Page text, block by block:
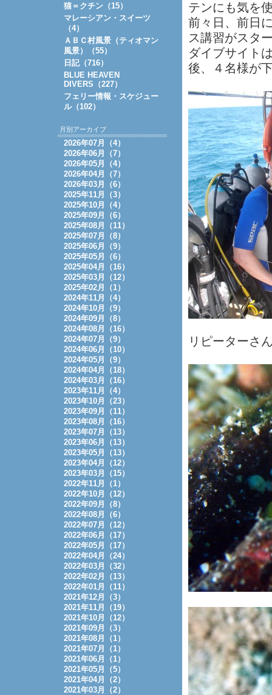
テンにも気を
前々日、前日
ス講習がスタ
ダイブサイト
後、４名様が
リピーターさ
猫＝クチン（15）
マレーシアン・スイーツ
（4）
ＡＢＣ村風景（ティオマン
風景）（55）
日記（716）
BLUE HEAVEN
DIVERS（227）
フェリー情報・スケジュー
ル（102）
月別アーカイブ
2026年07月（4）
2026年06月（7）
2026年05月（4）
2026年04月（7）
2026年03月（6）
2025年11月（3）
2025年10月（4）
2025年09月（6）
2025年08月（11）
2025年07月（8）
2025年06月（9）
2025年05月（6）
2025年04月（16）
2025年03月（12）
2025年02月（1）
2024年11月（4）
2024年10月（9）
2024年09月（8）
2024年08月（16）
2024年07月（9）
2024年06月（10）
2024年05月（9）
2024年04月（18）
2024年03月（16）
2023年11月（4）
2023年10月（23）
2023年09月（11）
2023年08月（16）
2023年07月（13）
2023年06月（13）
2023年05月（13）
2023年04月（12）
2023年03月（15）
2022年11月（1）
2022年10月（12）
2022年09月（8）
2022年08月（6）
2022年07月（12）
2022年06月（17）
2022年05月（17）
2022年04月（24）
2022年03月（32）
2022年02月（13）
2022年01月（11）
2021年12月（3）
2021年11月（19）
2021年10月（12）
2021年09月（3）
2021年08月（1）
2021年07月（1）
2021年06月（1）
2021年05月（5）
2021年04月（2）
2021年03月（2）